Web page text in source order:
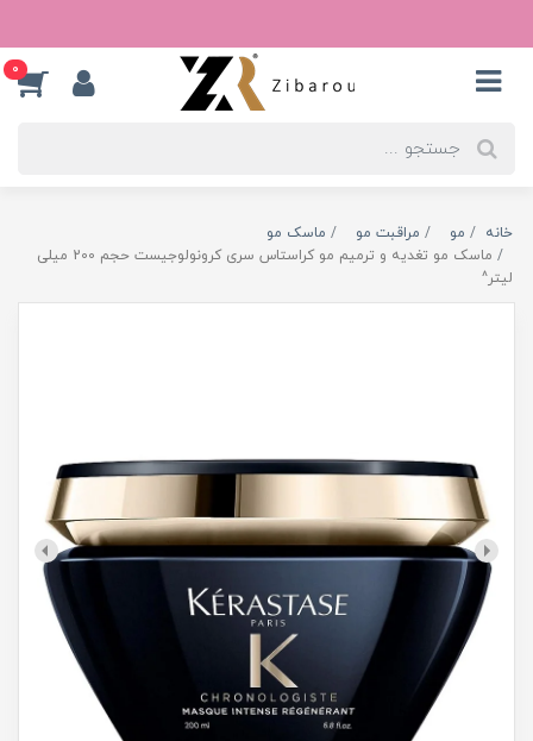
0
خانه مو مراقبت مو
ماسک مو
ماسک مو تغدیه و ترمیم مو کراستاس سری کرونولوجیست حجم 200 میلی
لیتر^